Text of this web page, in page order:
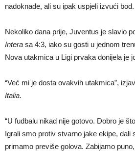
nadoknade, ali su ipak uspjeli izvući bod.
Nekoliko dana prije, Juventus je slavio
Intera sa 4:3, iako su gosti u jednom
Nova utakmica u Ligi prvaka donijela je
“Već mi je dosta ovakvih utakmica”,
Italia.
“U fudbalu nikad nije gotovo. Dobro je
Igrali smo protiv stvarno jake ekipe, dali
primamo previše golova. Zabijamo